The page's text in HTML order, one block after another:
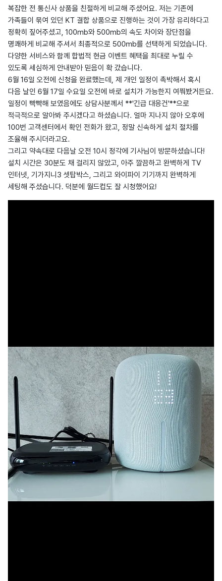
복잡한 전 통신사 상품을 친절하게 비교해 주셨어요. 저는 기존에
가족들이 묶여 있던 KT 결합 상품으로 진행하는 것이 가장 유리하다고
정확히 짚어주셨고, 100mb와 500mb의 속도 차이와 장단점을
명쾌하게 비교해 주셔서 최종적으로 500mb를 선택하게 되었습니다.
다양한 서비스와 함께 합법적 현금 이벤트 혜택을 최대로 누릴 수
있도록 세심하게 안내받아 믿음이 확 갔습니다.
6월 16일 오전에 신청을 완료했는데, 제 개인 일정이 촉박해서 혹시
다음 날인 6월 17일 수요일 오전에 바로 설치가 가능한지 여쭤봤거든요.
일정이 빡빡해 보였음에도 상담사분께서 **'긴급 대응건'**으로
적극적으로 알아봐 주시겠다고 하셨습니다. 얼마 지나지 않아 오후에
100번 고객센터에서 확인 전화가 왔고, 정말 신속하게 설치 절차를
조율해 주시더라고요.
그리고 약속대로 다음날 오전 10시 정각에 기사님이 방문하셨습니다!
설치 시간은 30분도 채 걸리지 않았고, 아주 깔끔하고 완벽하게 TV
인터넷, 기가지니3 셋탑박스, 그리고 와이파이 기기까지 완벽하게
세팅해 주셨습니다. 덕분에 월드컵도 잘 시청했어요!